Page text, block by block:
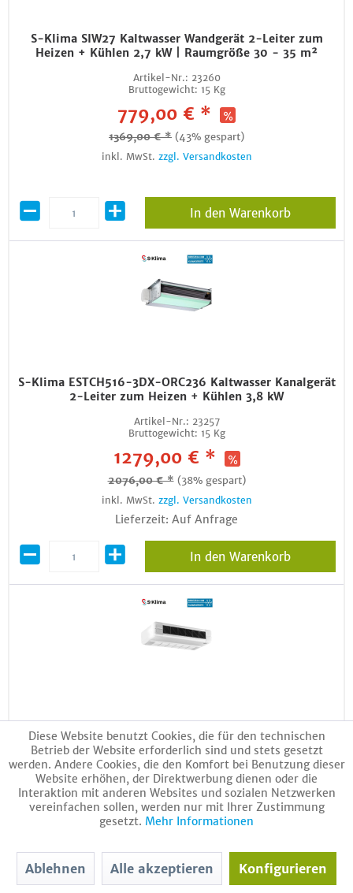
S-Klima SIW27 Kaltwasser Wandgerät 2-Leiter zum
Heizen + Kühlen 2,7 kW | Raumgröße 30 - 35 m²
Artikel-Nr.: 23260
Bruttogewicht: 15 Kg
779,00 € *
1369,00 € * (43% gespart)
inkl. MwSt. zzgl. Versandkosten
In den Warenkorb
S-Klima ESTCH516-3DX-ORC236 Kaltwasser Kanalgerät
2-Leiter zum Heizen + Kühlen 3,8 kW
Artikel-Nr.: 23257
Bruttogewicht: 15 Kg
1279,00 € *
2076,00 € * (38% gespart)
inkl. MwSt. zzgl. Versandkosten
Lieferzeit: Auf Anfrage
In den Warenkorb
S-Klima ESTSH/AF528-3DX-S Kaltwasser
Deckenunterbaugerät 2-Leiter zum Heizen + Kühlen
9,4 kW
Artikel-Nr.:23256
Bruttogewicht: 15 Kg
1549,00 € *
Lieferzeit: Auf Anfrage
Diese Website benutzt Cookies, die für den technischen
Betrieb der Website erforderlich sind und stets gesetzt
werden. Andere Cookies, die den Komfort bei Benutzung dieser
Website erhöhen, der Direktwerbung dienen oder die
Interaktion mit anderen Websites und sozialen Netzwerken
vereinfachen sollen, werden nur mit Ihrer Zustimmung
gesetzt. Mehr Informationen
Ablehnen Alle akzeptieren Konfigurieren